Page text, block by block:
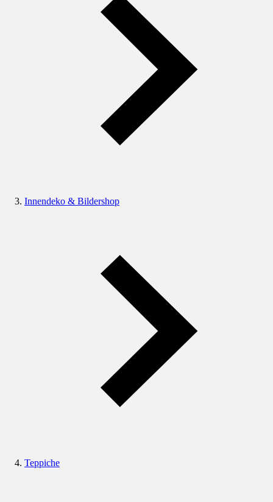
Innendeko & Bildershop
Teppiche